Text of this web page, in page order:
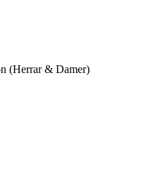
(Herrar & Damer)